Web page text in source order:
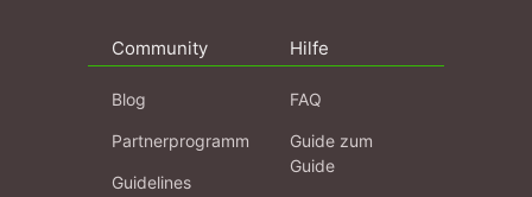
Community
Blog
Partnerprogramm
Guidelines
Hilfe
FAQ
Guide zum
Guide